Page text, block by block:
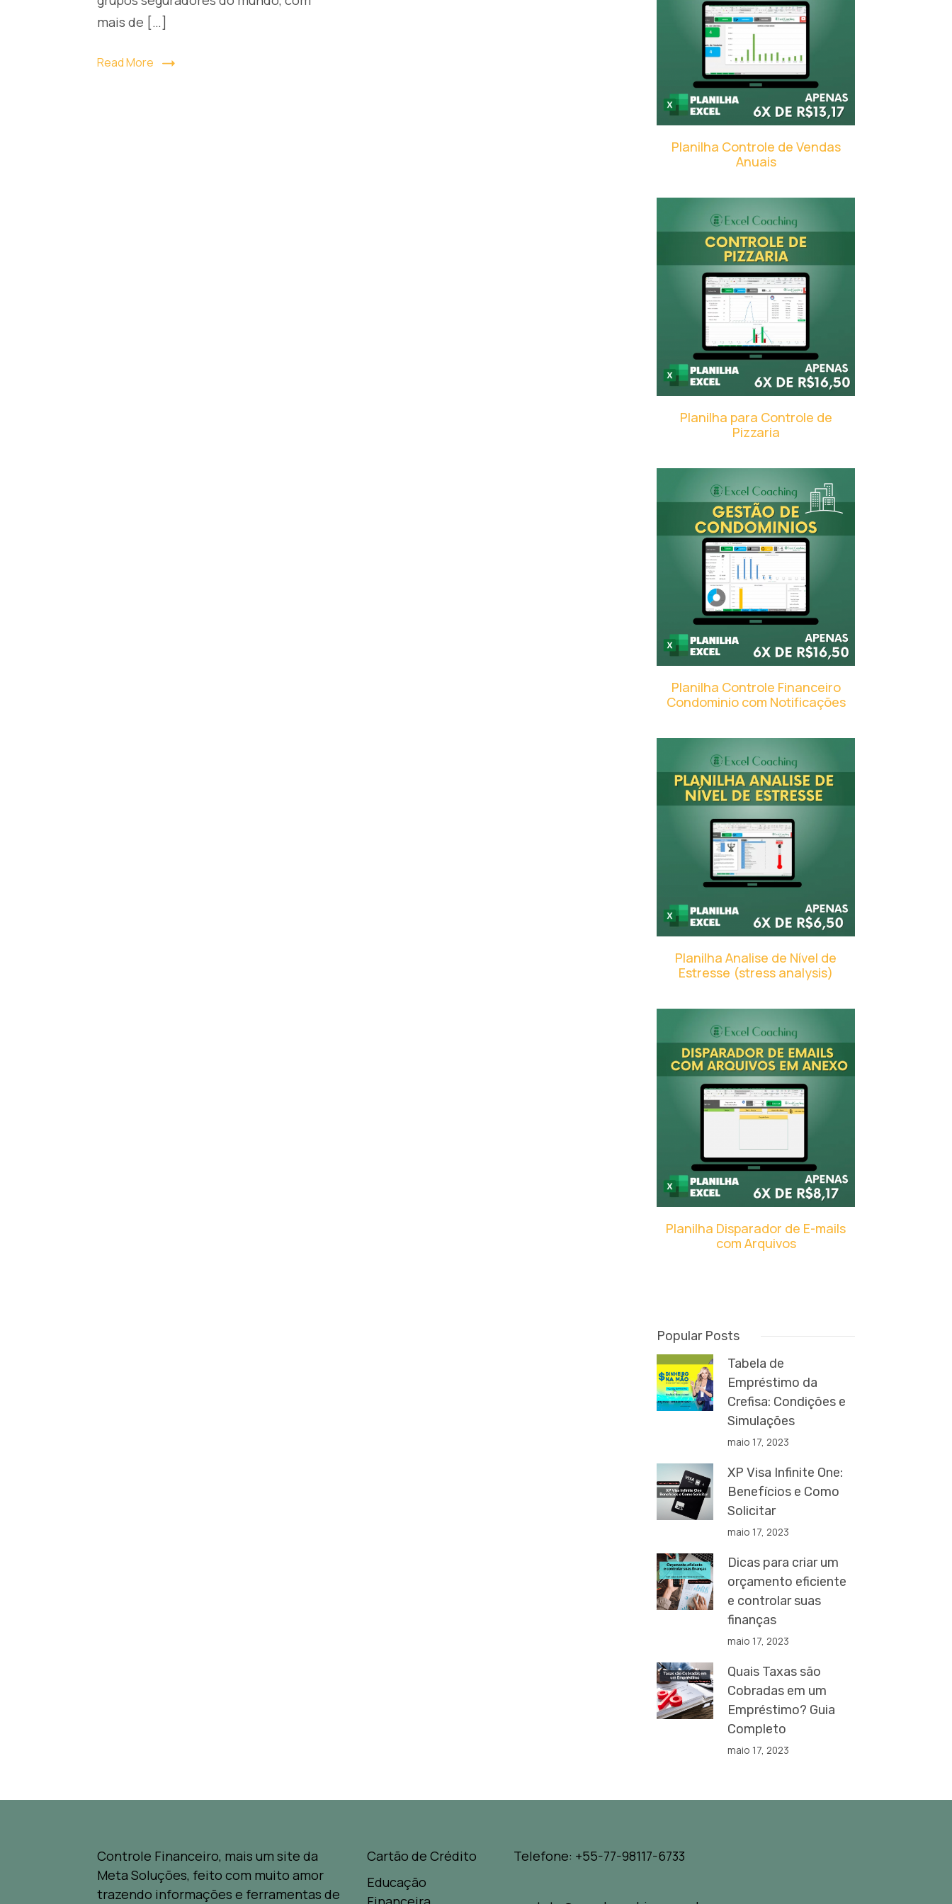
mais de […]
Read More
Planilha Controle de Vendas
Anuais
Planilha para Controle de
Pizzaria
Planilha Controle Financeiro
Condominio com Notificações
Planilha Analise de Nível de
Estresse (stress analysis)
Planilha Disparador de E-mails
com Arquivos
Popular Posts
Tabela de
Empréstimo da
Crefisa: Condições e
Simulações
maio 17, 2023
XP Visa Infinite One:
Benefícios e Como
Solicitar
maio 17, 2023
Dicas para criar um
orçamento eficiente
e controlar suas
finanças
maio 17, 2023
Quais Taxas são
Cobradas em um
Empréstimo? Guia
Completo
maio 17, 2023
Controle Financeiro, mais um site da
Meta Soluções, feito com muito amor
trazendo informações e ferramentas de
Cartão de Crédito
Educação
Telefone: +55-77-98117-6733